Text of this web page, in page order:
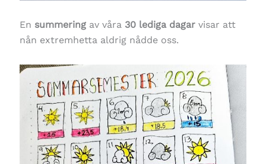
En summeringav våra 30 lediga dagarvisar att
nån extremhetta aldrig nådde oss.